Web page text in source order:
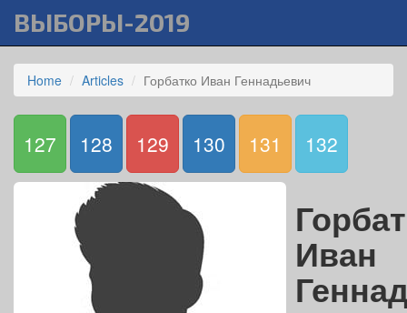
ВЫБОРЫ-2019
Home Articles Горбатко Иван Геннадьевич
127 128 129 130 131 132
Иван